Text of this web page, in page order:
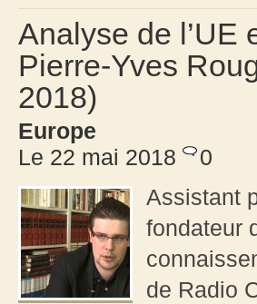
Analyse de l’UE
Pierre-Yves
2018)
Europe
Le 22 mai 2018
0
Assistant
fondateur
de Radio